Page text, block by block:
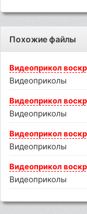
Похожие файлы
Видеоприкол
Видеоприколы
Видеоприкол
Видеоприколы
Видеоприкол
Видеоприколы
Видеоприкол
Видеоприколы